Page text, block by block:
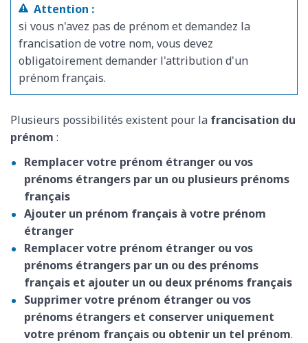
Attention :
si vous n'avez pas de prénom et demandez la
francisation de votre nom, vous devez
obligatoirement demander l'attribution d'un
prénom français.
Plusieurs possibilités existent pour la francisation du
prénom :
Remplacer votre prénom étranger ou vos
prénoms étrangers par un ou plusieurs prénoms
français
Ajouter un prénom français à votre prénom
étranger
Remplacer votre prénom étranger ou vos
prénoms étrangers par un ou des prénoms
français et ajouter un ou deux prénoms français
Supprimer votre prénom étranger ou vos
prénoms étrangers et conserver uniquement
votre prénom français ou obtenir un tel prénom.